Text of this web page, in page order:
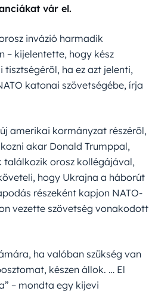
vár el.
invázió harmadik
– kijelentette, hogy kész
ha ez azt jelenti,
katonai szövetségébe, írja
amerikai kormányzat részéről,
akar Donald Trumppal,
orosz kollégájával,
hogy Ukrajna a háborút
részeként kapjon NATO-
vezette szövetség vonakodott
ha valóban szükség van
készen állok. … El
– mondta egy kijevi